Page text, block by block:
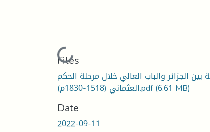
Loading...
Files
بين الجزائر والباب العالي خلال مرحلة الحكم
العثماني (1518-1830م).pdf(6.61 MB)
Date
2022-09-11